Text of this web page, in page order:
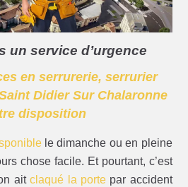
un service d’urgence
en serrurerie, serrurier
Didier Sur Chalaronne
disposition
le dimanche ou en pleine
chose facile. Et pourtant, c’est
aitclaqué la portepar accident